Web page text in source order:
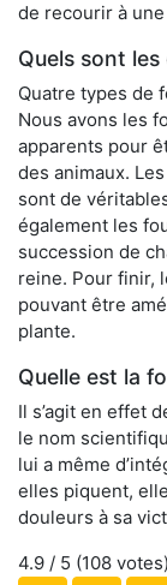
de recourir à
Quels sont
Quatre types de
Nous avons les
apparents pour
des animaux.
sont de
également les
succession de
reine. Pour finir,
pouvant être
plante.
Quelle est la
Il s’agit en effet
le nom
lui a même
elles piquent,
douleurs à sa
4.9 / 5 (108 votes)